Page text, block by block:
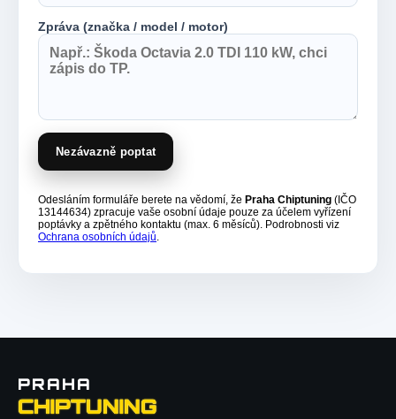
Zpráva (značka / model / motor)
Nezávazně poptat
Odesláním formuláře berete na vědomí, že Praha Chiptuning (IČO
13144634) zpracuje vaše osobní údaje pouze za účelem vyřízení
poptávky a zpětného kontaktu (max. 6 měsíců). Podrobnosti viz
Ochrana osobních údajů
PRAHA
CHIPTUNING